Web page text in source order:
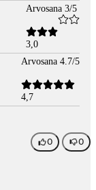
Arvosana 3/5
3,0
Arvosana 4.7/5
4,7
0 0